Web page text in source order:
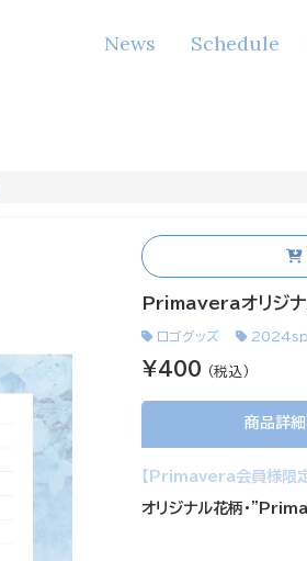
News Schedule
Primaveraオリジナ
ロゴグッズ
¥400 （税込）
商品詳細
【Primavera会員様限定
オリジナル花柄・